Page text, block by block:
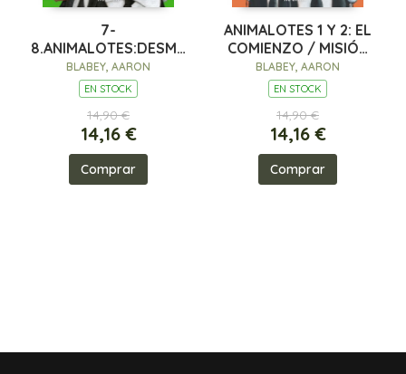
7-
8.ANIMALOTES:DESMADRE
PREHISTORICO/SUPERMALOTES
BLABEY, AARON
EN STOCK
14,90 €
14,16 €
Comprar
ANIMALOTES 1 Y 2: EL
COMIENZO / MISIÓN
IMPLUMABLE
BLABEY, AARON
EN STOCK
14,90 €
14,16 €
Comprar